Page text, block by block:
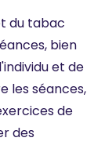
du tabac
bien
et de
les séances,
de
des